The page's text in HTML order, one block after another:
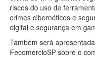
riscos do uso de
crimes cibernéticos e
digital e segurança em
Também será
FecomercioSP sobre o